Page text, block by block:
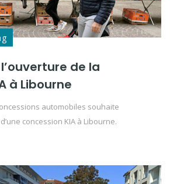
de la
à Libourne
automobiles souhaite
concession KIA à Libourne.